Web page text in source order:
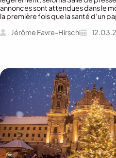
annonces sont attendues dans le
la première fois que la santé d’un
Jérôme Favre-Hirschi